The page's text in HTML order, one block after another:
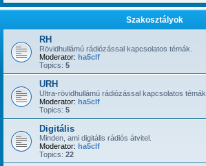
Szakosztályok
RH
Rövidhullámú rádiózással kapcsolatos témák.
Moderator: ha5clf
Topics: 5
URH
Ultra-rövidhullámú rádiózással kapcsolatos témák.
Moderator: ha5clf
Topics: 5
Digitális
Minden, ami digitális rádiós átvitel.
Moderator: ha5clf
Topics: 22